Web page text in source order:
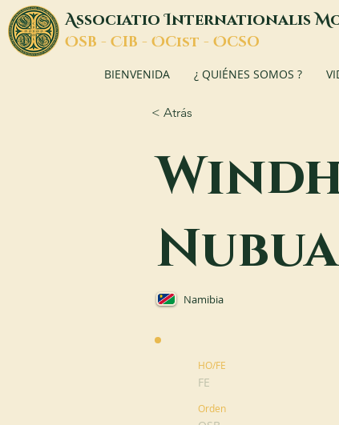
AssociatioInternationalisM
OSB - CIB - OCist - OCSO
BIENVENIDA ¿ QUIÉNES SOMOS ?
< Atrás
Namibia
HO/FE
FE
Orden